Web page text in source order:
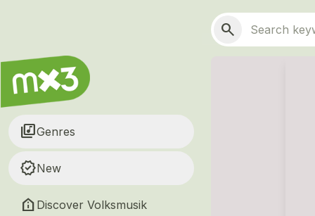
Search
search
library_musicGenres
new_releasesNew
help_clinic Discover Volksmusik